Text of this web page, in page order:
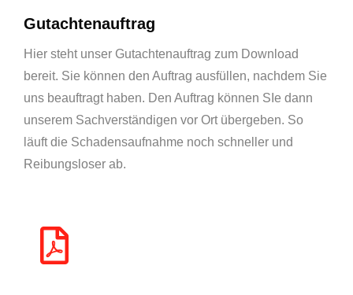
Gutachtenauftrag
Hier steht unser Gutachtenauftrag zum Download
bereit. Sie können den Auftrag ausfüllen, nachdem Sie
uns beauftragt haben. Den Auftrag können SIe dann
unserem Sachverständigen vor Ort übergeben. So
läuft die Schadensaufnahme noch schneller und
Reibungsloser ab.